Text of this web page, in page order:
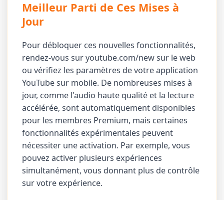
Meilleur Parti de Ces Mises à
Jour
Pour débloquer ces nouvelles fonctionnalités,
rendez-vous sur youtube.com/new sur le web
ou vérifiez les paramètres de votre application
YouTube sur mobile. De nombreuses mises à
jour, comme l'audio haute qualité et la lecture
accélérée, sont automatiquement disponibles
pour les membres Premium, mais certaines
fonctionnalités expérimentales peuvent
nécessiter une activation. Par exemple, vous
pouvez activer plusieurs expériences
simultanément, vous donnant plus de contrôle
sur votre expérience.